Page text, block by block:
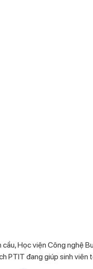
Học viện Công nghệ
PTIT đang giúp sinh viên